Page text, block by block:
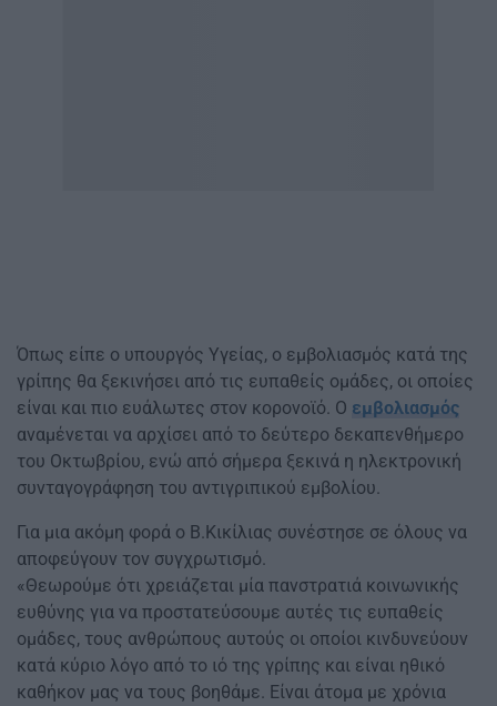
Όπως είπε ο υπουργός Υγείας, ο εμβολιασμός κατά της
γρίπης θα ξεκινήσει από τις ευπαθείς ομάδες, οι οποίες
είναι και πιο ευάλωτες στον κορονοϊό. Ο εμβολιασμός
αναμένεται να αρχίσει από το δεύτερο δεκαπενθήμερο
του Οκτωβρίου, ενώ από σήμερα ξεκινά η ηλεκτρονική
συνταγογράφηση του αντιγριπικού εμβολίου.
Για μια ακόμη φορά ο Β.Κικίλιας συνέστησε σε όλους να
αποφεύγουν τον συγχρωτισμό.
«Θεωρούμε ότι χρειάζεται μία πανστρατιά κοινωνικής
ευθύνης για να προστατεύσουμε αυτές τις ευπαθείς
ομάδες, τους ανθρώπους αυτούς οι οποίοι κινδυνεύουν
κατά κύριο λόγο από το ιό της γρίπης και είναι ηθικό
καθήκον μας να τους βοηθάμε. Είναι άτομα με χρόνια